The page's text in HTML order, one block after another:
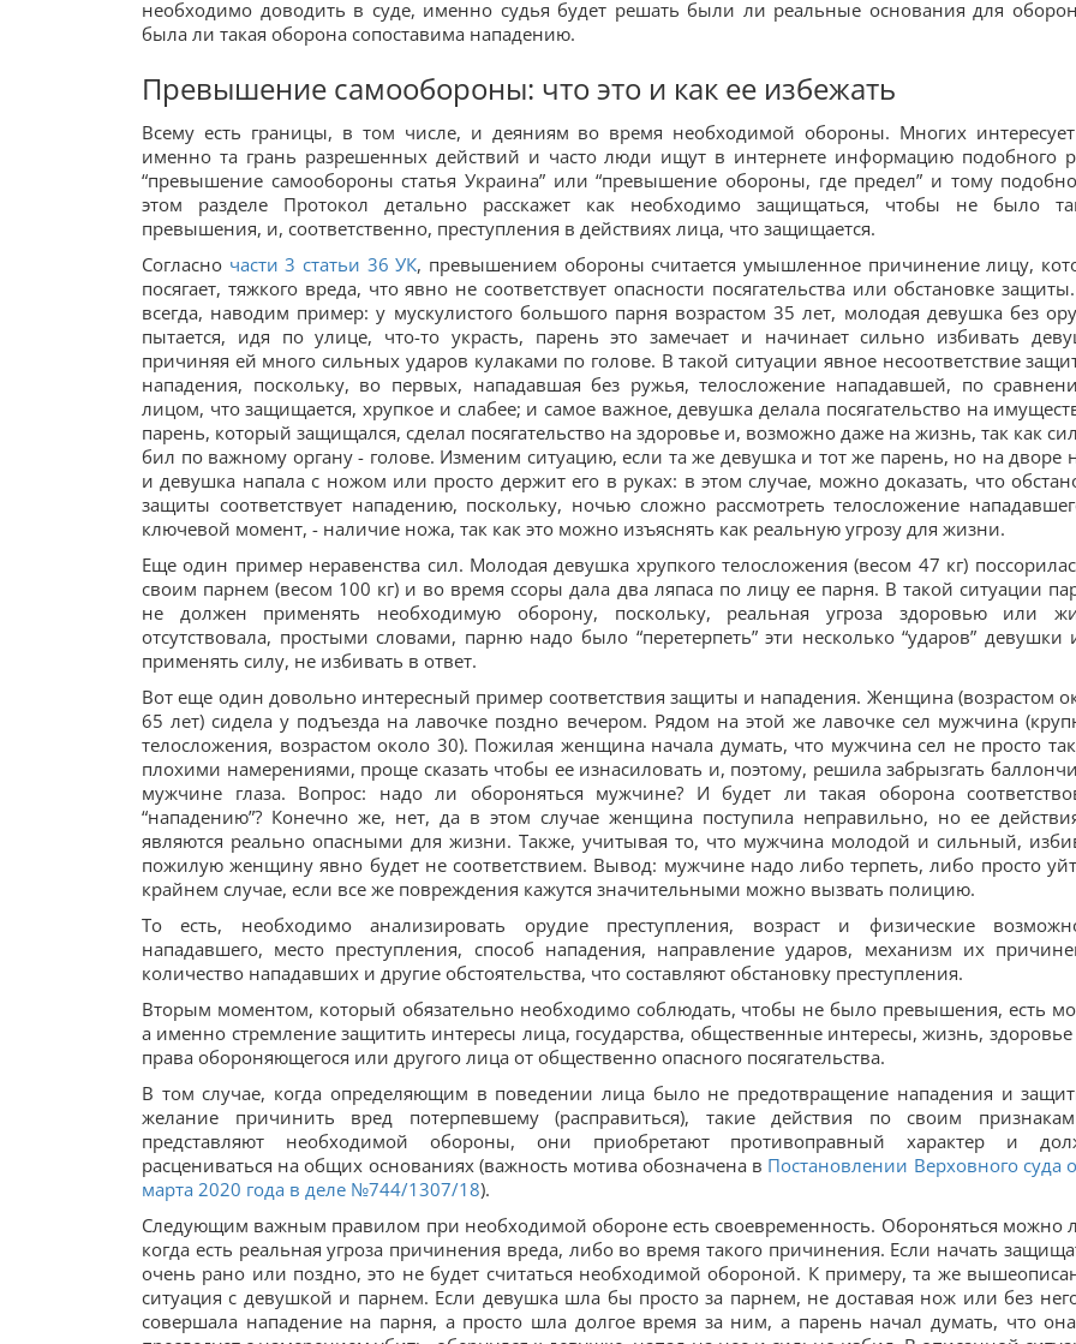
необходимо доводить в суде, именно судья будет решать были ли реальные основания для
была ли такая оборона сопоставима нападению.
Превышение самообороны: что это и как ее избежать
Всему есть границы, в том числе, и деяниям во время необходимой обороны. Многих
именно та грань разрешенных действий и часто люди ищут в интернете информацию подобного
“превышение самообороны статья Украина” или “превышение обороны, где предел” и тому
этом разделе Протокол детально расскажет как необходимо защищаться, чтобы не было
превышения, и, соответственно, преступления в действиях лица, что защищается.
Согласно части 3 статьи 36 УК, превышением обороны считается умышленное причинение лицу,
посягает, тяжкого вреда, что явно не соответствует опасности посягательства или обстановке
всегда, наводим пример: у мускулистого большого парня возрастом 35 лет, молодая девушка без
пытается, идя по улице, что-то украсть, парень это замечает и начинает сильно избивать
причиняя ей много сильных ударов кулаками по голове. В такой ситуации явное несоответствие
нападения, поскольку, во первых, нападавшая без ружья, телосложение нападавшей, по
лицом, что защищается, хрупкое и слабее; и самое важное, девушка делала посягательство на
парень, который защищался, сделал посягательство на здоровье и, возможно даже на жизнь, так как
бил по важному органу - голове. Изменим ситуацию, если та же девушка и тот же парень, но на дворе
и девушка напала с ножом или просто держит его в руках: в этом случае, можно доказать, что
защиты соответствует нападению, поскольку, ночью сложно рассмотреть телосложение
ключевой момент, - наличие ножа, так как это можно изъяснять как реальную угрозу для жизни.
Еще один пример неравенства сил. Молодая девушка хрупкого телосложения (весом 47 кг)
своим парнем (весом 100 кг) и во время ссоры дала два ляпаса по лицу ее парня. В такой ситуации
не должен применять необходимую оборону, поскольку, реальная угроза здоровью или
отсутствовала, простыми словами, парню надо было “перетерпеть” эти несколько “ударов” девушки
применять силу, не избивать в ответ.
Вот еще один довольно интересный пример соответствия защиты и нападения. Женщина (возрастом
65 лет) сидела у подъезда на лавочке поздно вечером. Рядом на этой же лавочке сел мужчина
телосложения, возрастом около 30). Пожилая женщина начала думать, что мужчина сел не просто
плохими намерениями, проще сказать чтобы ее изнасиловать и, поэтому, решила забрызгать
мужчине глаза. Вопрос: надо ли обороняться мужчине? И будет ли такая оборона
“нападению”? Конечно же, нет, да в этом случае женщина поступила неправильно, но ее
являются реально опасными для жизни. Также, учитывая то, что мужчина молодой и сильный,
пожилую женщину явно будет не соответствием. Вывод: мужчине надо либо терпеть, либо просто
крайнем случае, если все же повреждения кажутся значительными можно вызвать полицию.
То есть, необходимо анализировать орудие преступления, возраст и физические
нападавшего, место преступления, способ нападения, направление ударов, механизм их
количество нападавших и другие обстоятельства, что составляют обстановку преступления.
Вторым моментом, который обязательно необходимо соблюдать, чтобы не было превышения, есть
а именно стремление защитить интересы лица, государства, общественные интересы, жизнь,
права обороняющегося или другого лица от общественно опасного посягательства.
В том случае, когда определяющим в поведении лица было не предотвращение нападения и
желание причинить вред потерпевшему (расправиться), такие действия по своим
представляют необходимой обороны, они приобретают противоправный характер и
расцениваться на общих основаниях (важность мотива обозначена в Постановлении Верховного суда
марта 2020 года в деле №744/1307/18).
Следующим важным правилом при необходимой обороне есть своевременность. Обороняться можно
когда есть реальная угроза причинения вреда, либо во время такого причинения. Если начать
очень рано или поздно, это не будет считаться необходимой обороной. К примеру, та же
ситуация с девушкой и парнем. Если девушка шла бы просто за парнем, не доставая нож или без
совершала нападение на парня, а просто шла долгое время за ним, а парень начал думать, что